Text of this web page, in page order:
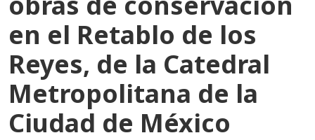
en el Retablo de los
Reyes, de la Catedral
Metropolitana de la
Ciudad de México